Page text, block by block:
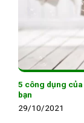
5 công dụng
bạn
29/10/2021